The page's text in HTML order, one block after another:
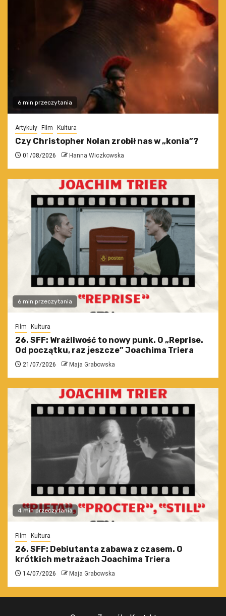
6 min przeczytania
Artykuły Film Kultura
Czy Christopher Nolan zrobił nas w „konia”?
01/08/2026 Hanna Wiczkowska
6 min przeczytania
Film Kultura
26. SFF: Wrażliwość to nowy punk. O „Reprise.
Od początku, raz jeszcze” Joachima Triera
21/07/2026 Maja Grabowska
4 min przeczytania
Film Kultura
26. SFF: Debiutanta zabawa z czasem. O
krótkich metrażach Joachima Triera
14/07/2026 Maja Grabowska